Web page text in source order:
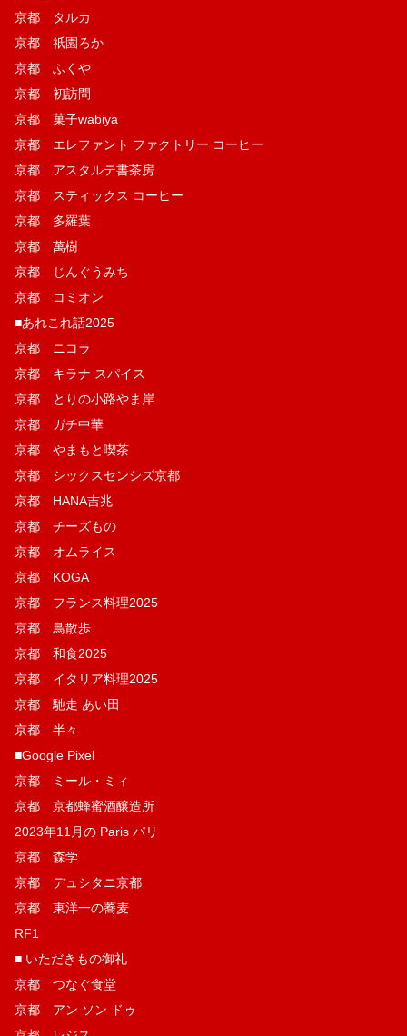
京都 タルカ
京都 祇園ろか
京都 ふくや
京都 初訪問
京都 菓子wabiya
京都 エレファント ファクトリー コーヒー
京都 アスタルテ書茶房
京都 スティックス コーヒー
京都 多羅葉
京都 萬樹
京都 じんぐうみち
京都 コミオン
■あれこれ話2025
京都 ニコラ
京都 キラナ スパイス
京都 とりの小路やま岸
京都 ガチ中華
京都 やまもと喫茶
京都 シックスセンシズ京都
京都 HANA吉兆
京都 チーズもの
京都 オムライス
京都 KOGA
京都 フランス料理2025
京都 鳥散歩
京都 和食2025
京都 イタリア料理2025
京都 馳走 あい田
京都 半々
■Google Pixel
京都 ミール・ミィ
京都 京都蜂蜜酒醸造所
2023年11月の Paris パリ
京都 森学
京都 デュシタニ京都
京都 東洋一の蕎麦
RF1
■ いただきもの御礼
京都 つなぐ食堂
京都 アン ソン ドゥ